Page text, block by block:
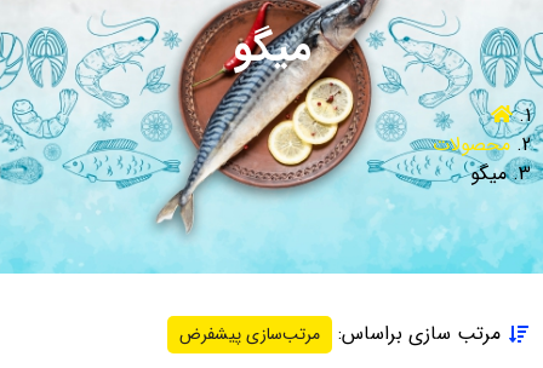
میگو
محصولات
میگو
مرتب سازی براساس:
مرتب‌سازی پیشفرض